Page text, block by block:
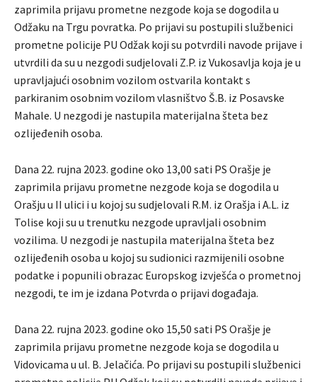
zaprimila prijavu prometne nezgode koja se dogodila u
Odžaku na Trgu povratka. Po prijavi su postupili službenici
prometne policije PU Odžak koji su potvrdili navode prijave i
utvrdili da su u nezgodi sudjelovali Z.P. iz Vukosavlja koja je u
upravljajući osobnim vozilom ostvarila kontakt s
parkiranim osobnim vozilom vlasništvo Š.B. iz Posavske
Mahale. U nezgodi je nastupila materijalna šteta bez
ozlijeđenih osoba.
Dana 22. rujna 2023. godine oko 13,00 sati PS Orašje je
zaprimila prijavu prometne nezgode koja se dogodila u
Orašju u II ulici i u kojoj su sudjelovali R.M. iz Orašja i A.L. iz
Tolise koji su u trenutku nezgode upravljali osobnim
vozilima. U nezgodi je nastupila materijalna šteta bez
ozlijeđenih osoba u kojoj su sudionici razmijenili osobne
podatke i popunili obrazac Europskog izvješća o prometnoj
nezgodi, te im je izdana Potvrda o prijavi događaja.
Dana 22. rujna 2023. godine oko 15,50 sati PS Orašje je
zaprimila prijavu prometne nezgode koja se dogodila u
Vidovicama u ul. B. Jelačića. Po prijavi su postupili službenici